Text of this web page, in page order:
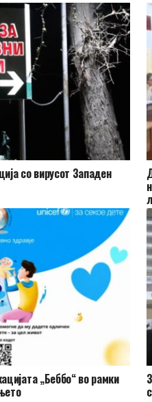
со вирусот Западен
„Беббо“ во рамки